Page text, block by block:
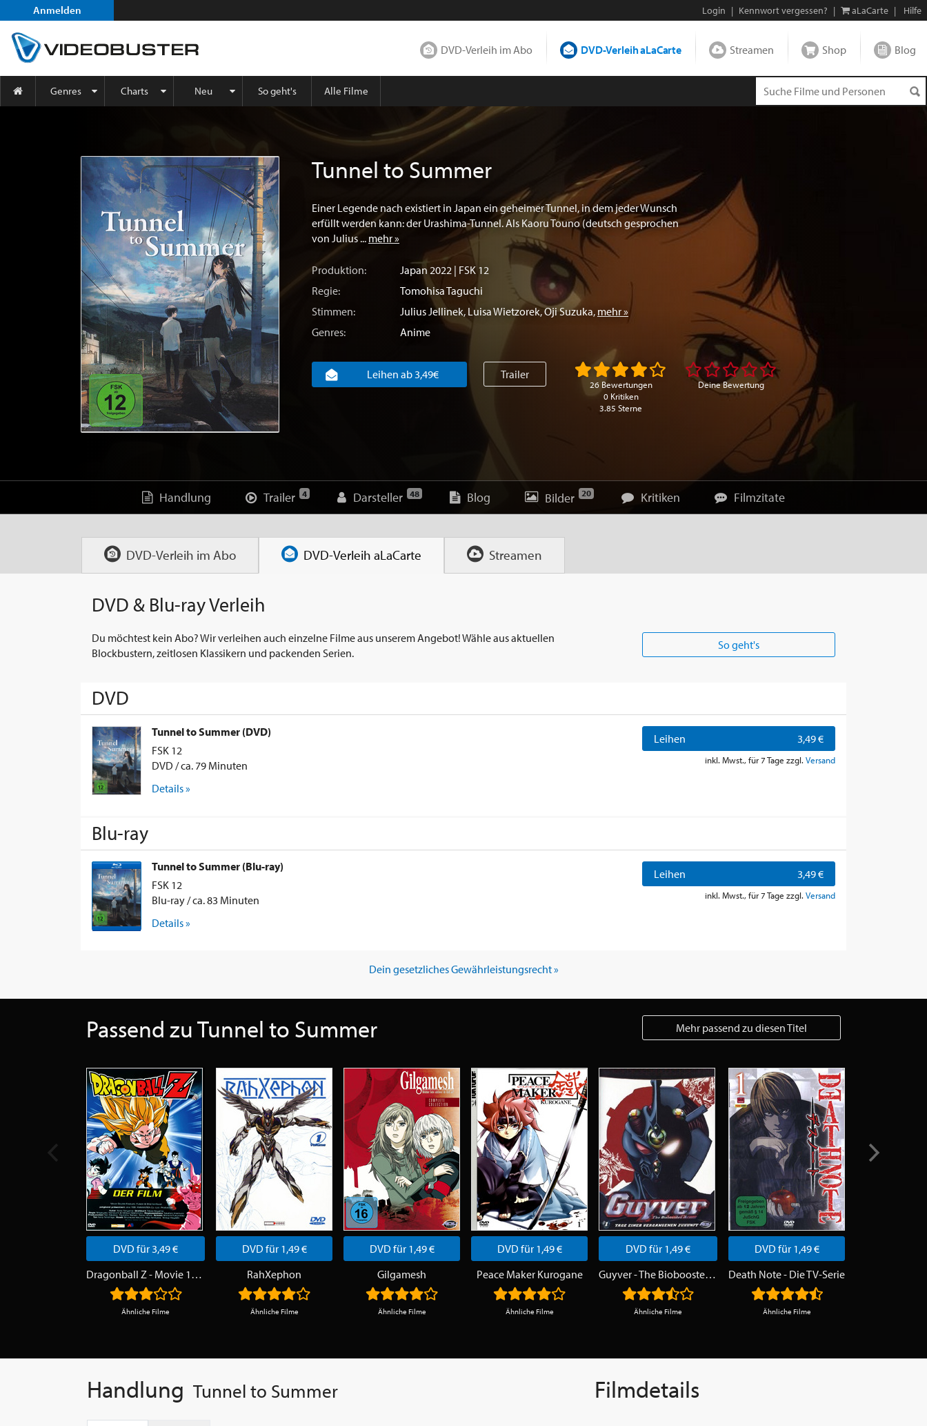
Anmelden Login | Kennwort vergessen? | aLaCarte | Hilfe
DVD-Verleih im Abo DVD-Verleih aLaCarte Streamen Shop Blog
Genres Charts Neu So geht's Alle Filme
Tunnel to Summer
Einer Legende nach existiert in Japan ein geheimer Tunnel, in dem jeder Wunsch
erfüllt werden kann: der Urashima-Tunnel. Als Kaoru Touno (deutsch gesprochen
von Julius ... mehr »
Produktion: Japan 2022 | FSK 12
Regie:
Tomohisa Taguchi
Stimmen:
Julius Jellinek, Luisa Wietzorek,Oji Suzuka, mehr »
Genres:
Anime
Leihen ab 3,49€ Trailer
26 Bewertungen
0 Kritiken
3.85 Sterne
Deine Bewertung
Handlung Trailer 4 Darsteller 48 Blog Bilder 20 Kritiken Filmzitate
DVD-Verleih im Abo DVD-Verleih aLaCarte Streamen
DVD & Blu-ray Verleih
Du möchtest kein Abo? Wir verleihen auch einzelne Filme aus unserem Angebot! Wähle aus aktuellen
Blockbustern, zeitlosen Klassikern und packenden Serien.
So geht's
DVD
Tunnel to Summer (DVD)
FSK 12
DVD / ca. 79 Minuten
Details »
Leihen 3,49 €
inkl. Mwst., für 7 Tage zzgl. Versand
Blu-ray
Tunnel to Summer (Blu-ray)
FSK 12
Blu-ray / ca. 83 Minuten
Details »
Leihen 3,49 €
inkl. Mwst., für 7 Tage zzgl. Versand
Dein gesetzliches Gewährleistungsrecht »
Passend zu Tunnel to Summer Mehr passend zu diesen Titel
DVD für 3,49 €
Dragonball Z - Movie 12 + 13 - Fusion & Drachenfaust
Ähnliche Filme
DVD für 1,49 €
RahXephon
Ähnliche Filme
DVD für 1,49 €
Gilgamesh
Ähnliche Filme
DVD für 1,49 €
Peace Maker Kurogane
Ähnliche Filme
DVD für 1,49 €
Guyver - The Bioboosted Armor
Ähnliche Filme
DVD für 1,49 €
Death Note - Die TV-Serie
Ähnliche Filme
Handlung Tunnel to Summer Filmdetails